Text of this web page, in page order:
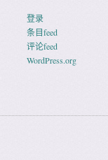
登录
条目feed
评论feed
WordPress.org